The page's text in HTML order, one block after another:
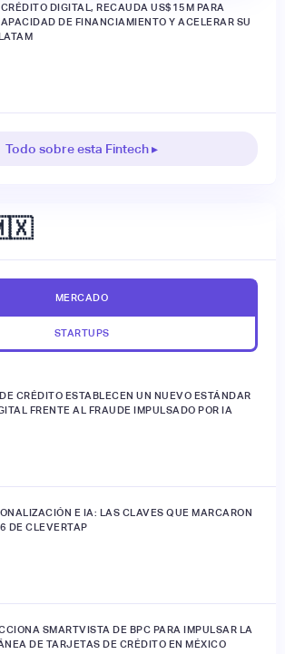
DIGITAL, RECAUDA US$15M PARA
DE FINANCIAMIENTO Y ACELERAR SU
Todo sobre esta Fintech ▸
MERCADO
STARTUPS
CRÉDITO ESTABLECEN UN NUEVO ESTÁNDAR
FRENTE AL FRAUDE IMPULSADO POR IA
E IA: LAS CLAVES QUE MARCARON
DE CLEVERTAP
SMARTVISTA DE BPC PARA IMPULSAR LA
DE TARJETAS DE CRÉDITO EN MÉXICO